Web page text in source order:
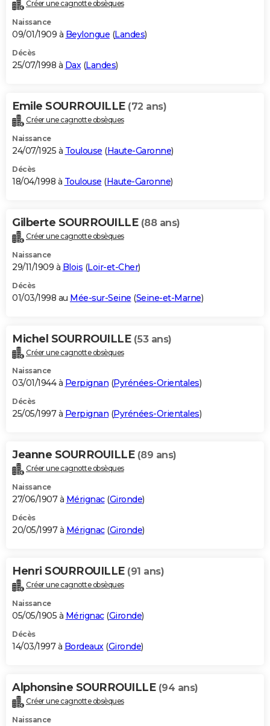
Créer une cagnotte obsèques
Naissance
09/01/1909 à Beylongue (Landes)
Décès
25/07/1998 à Dax(Landes)
Emile SOURROUILLE (72 ans)
Créer une cagnotte obsèques
Naissance
24/07/1925 à Toulouse (Haute-Garonne)
Décès
18/04/1998 à Toulouse (Haute-Garonne)
Gilberte SOURROUILLE (88 ans)
Créer une cagnotte obsèques
Naissance
29/11/1909 à Blois (Loir-et-Cher)
Décès
01/03/1998 au Mée-sur-Seine (Seine-et-Marne)
Michel SOURROUILLE (53 ans)
Créer une cagnotte obsèques
Naissance
03/01/1944 à Perpignan (Pyrénées-Orientales)
Décès
25/05/1997 à Perpignan (Pyrénées-Orientales)
Jeanne SOURROUILLE (89 ans)
Créer une cagnotte obsèques
Naissance
27/06/1907 à Mérignac(Gironde)
Décès
20/05/1997 à Mérignac(Gironde)
Henri SOURROUILLE (91 ans)
Créer une cagnotte obsèques
Naissance
05/05/1905 à Mérignac(Gironde)
Décès
14/03/1997 à Bordeaux(Gironde)
Alphonsine SOURROUILLE (94 ans)
Créer une cagnotte obsèques
Naissance